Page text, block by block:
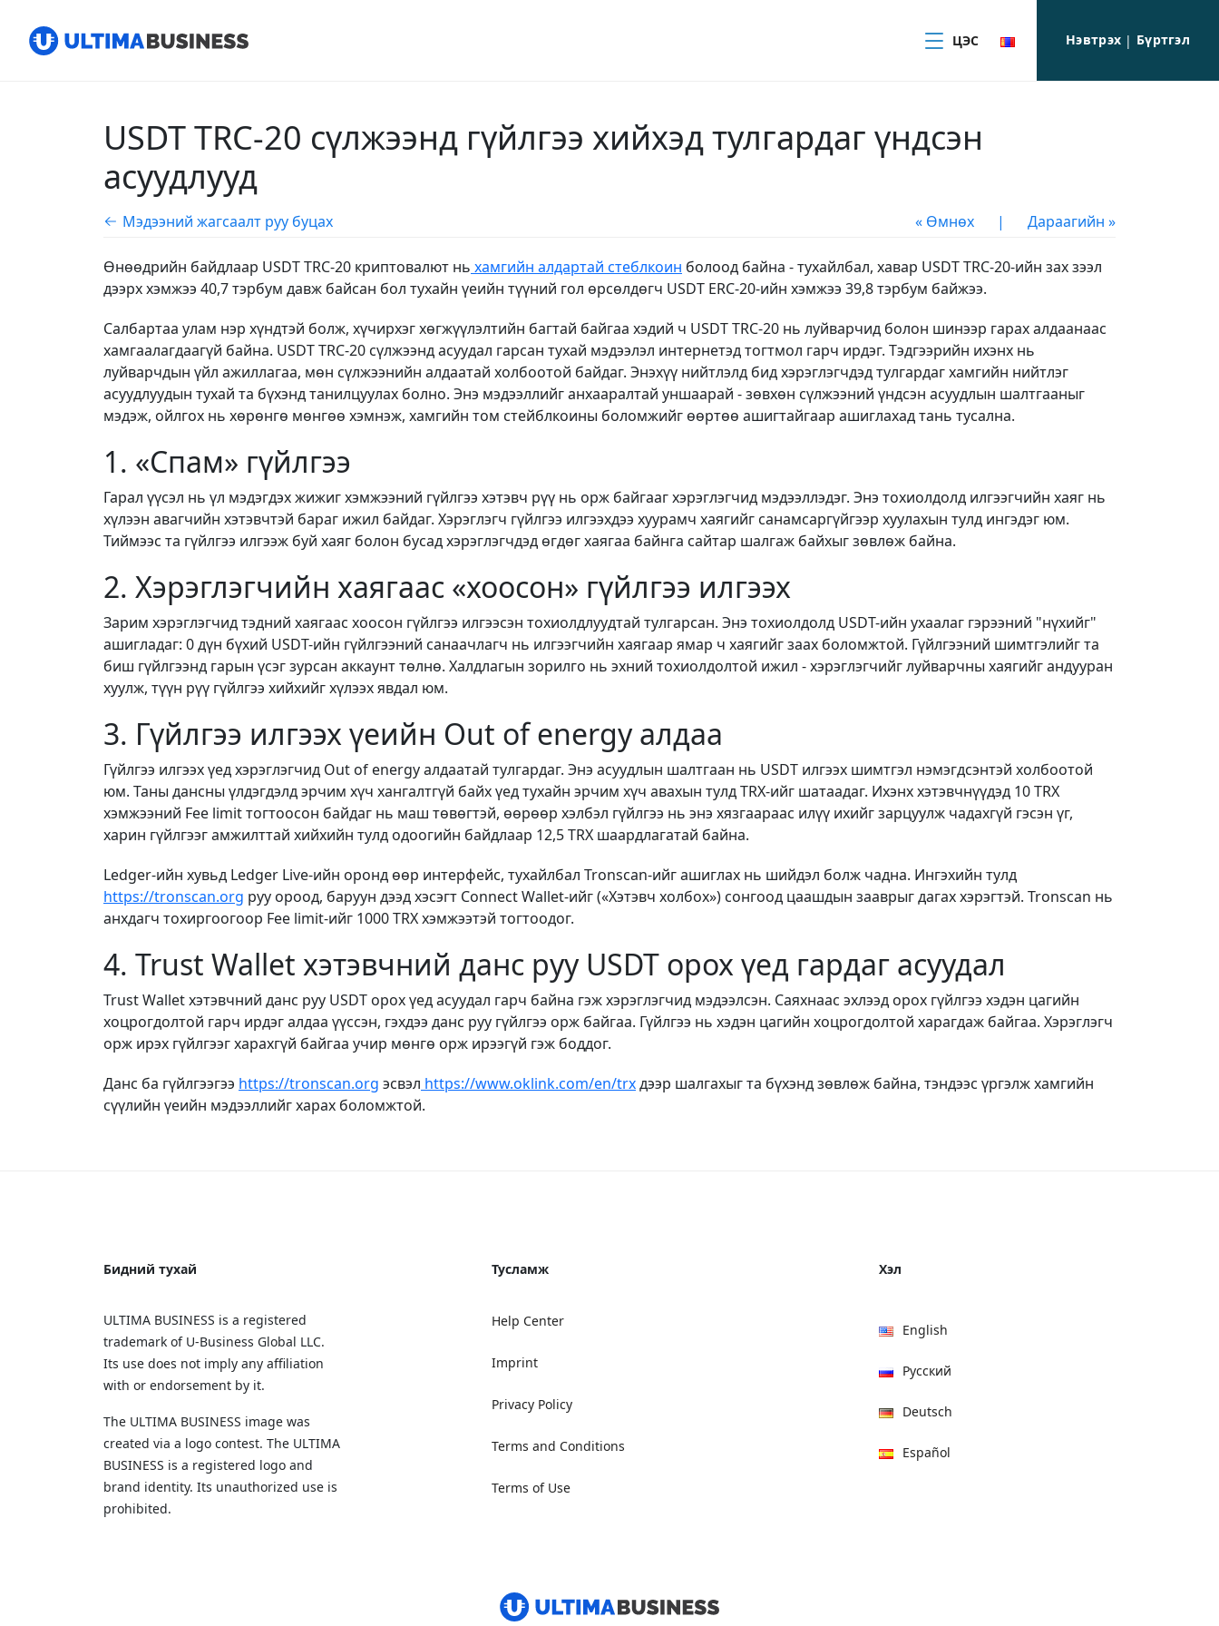
ЦЭС Нэвтрэх | Бүртгэл
USDT TRC-20 сүлжээнд гүйлгээ хийхэд тулгардаг үндсэн
асуудлууд
Мэдээний жагсаалт руу буцах « Өмнөх | Дараагийн »
Өнөөдрийн байдлаар USDT TRC-20 криптовалют нь хамгийн алдартай стеблкоин болоод байна - тухайлбал, хавар USDT TRC-20-ийн зах зээл
дээрх хэмжээ 40,7 тэрбум давж байсан бол тухайн үеийн түүний гол өрсөлдөгч USDT ERC-20-ийн хэмжээ 39,8 тэрбум байжээ.
Салбартаа улам нэр хүндтэй болж, хүчирхэг хөгжүүлэлтийн багтай байгаа хэдий ч USDT TRC-20 нь луйварчид болон шинээр гарах алдаанаас
хамгаалагдаагүй байна. USDT TRC-20 сүлжээнд асуудал гарсан тухай мэдээлэл интернетэд тогтмол гарч ирдэг. Тэдгээрийн ихэнх нь
луйварчдын үйл ажиллагаа, мөн сүлжээнийн алдаатай холбоотой байдаг. Энэхүү нийтлэлд бид хэрэглэгчдэд тулгардаг хамгийн нийтлэг
асуудлуудын тухай та бүхэнд танилцуулах болно. Энэ мэдээллийг анхааралтай уншаарай - зөвхөн сүлжээний үндсэн асуудлын шалтгааныг
мэдэж, ойлгох нь хөрөнгө мөнгөө хэмнэж, хамгийн том стейблкоины боломжийг өөртөө ашигтайгаар ашиглахад тань тусална.
1. «Спам» гүйлгээ
Гарал үүсэл нь үл мэдэгдэх жижиг хэмжээний гүйлгээ хэтэвч рүү нь орж байгааг хэрэглэгчид мэдээллэдэг. Энэ тохиолдолд илгээгчийн хаяг нь
хүлээн авагчийн хэтэвчтэй бараг ижил байдаг. Хэрэглэгч гүйлгээ илгээхдээ хуурамч хаягийг санамсаргүйгээр хуулахын тулд ингэдэг юм.
Тиймээс та гүйлгээ илгээж буй хаяг болон бусад хэрэглэгчдэд өгдөг хаягаа байнга сайтар шалгаж байхыг зөвлөж байна.
2. Хэрэглэгчийн хаягаас «хоосон» гүйлгээ илгээх
Зарим хэрэглэгчид тэдний хаягаас хоосон гүйлгээ илгээсэн тохиолдлуудтай тулгарсан. Энэ тохиолдолд USDT-ийн ухаалаг гэрээний "нүхийг"
ашигладаг: 0 дүн бүхий USDT-ийн гүйлгээний санаачлагч нь илгээгчийн хаягаар ямар ч хаягийг заах боломжтой. Гүйлгээний шимтгэлийг та
биш гүйлгээнд гарын үсэг зурсан аккаунт төлнө. Халдлагын зорилго нь эхний тохиолдолтой ижил - хэрэглэгчийг луйварчны хаягийг андууран
хуулж, түүн рүү гүйлгээ хийхийг хүлээх явдал юм.
3. Гүйлгээ илгээх үеийн Out of energy алдаа
Гүйлгээ илгээх үед хэрэглэгчид Out of energy алдаатай тулгардаг. Энэ асуудлын шалтгаан нь USDT илгээх шимтгэл нэмэгдсэнтэй холбоотой
юм. Таны дансны үлдэгдэлд эрчим хүч хангалтгүй байх үед тухайн эрчим хүч авахын тулд TRX-ийг шатаадаг. Ихэнх хэтэвчнүүдэд 10 TRX
хэмжээний Fee limit тогтоосон байдаг нь маш төвөгтэй, өөрөөр хэлбэл гүйлгээ нь энэ хязгаараас илүү ихийг зарцуулж чадахгүй гэсэн үг,
харин гүйлгээг амжилттай хийхийн тулд одоогийн байдлаар 12,5 TRX шаардлагатай байна.
Ledger-ийн хувьд Ledger Live-ийн оронд өөр интерфейс, тухайлбал Tronscan-ийг ашиглах нь шийдэл болж чадна. Ингэхийн тулд
https://tronscan.org руу ороод, баруун дээд хэсэгт Connect Wallet-ийг («Хэтэвч холбох») сонгоод цаашдын зааврыг дагах хэрэгтэй. Tronscan нь
анхдагч тохиргоогоор Fee limit-ийг 1000 TRX хэмжээтэй тогтоодог.
4. Trust Wallet хэтэвчний данс руу USDT орох үед гардаг асуудал
Trust Wallet хэтэвчний данс руу USDT орох үед асуудал гарч байна гэж хэрэглэгчид мэдээлсэн. Саяхнаас эхлээд орох гүйлгээ хэдэн цагийн
хоцрогдолтой гарч ирдэг алдаа үүссэн, гэхдээ данс руу гүйлгээ орж байгаа. Гүйлгээ нь хэдэн цагийн хоцрогдолтой харагдаж байгаа. Хэрэглэгч
орж ирэх гүйлгээг харахгүй байгаа учир мөнгө орж ирээгүй гэж боддог.
Данс ба гүйлгээгээ https://tronscan.org эсвэл https://www.oklink.com/en/trxдээр шалгахыг та бүхэнд зөвлөж байна, тэндээс үргэлж хамгийн
сүүлийн үеийн мэдээллийг харах боломжтой.
Бидний тухай
ULTIMA BUSINESS is a registered
trademark of U‑Business Global LLC.
Its use does not imply any affiliation
with or endorsement by it.
The ULTIMA BUSINESS image was
created via a logo contest. The ULTIMA
BUSINESS is a registered logo and
brand identity. Its unauthorized use is
prohibited.
Тусламж
Help Center
Imprint
Privacy Policy
Terms and Conditions
Terms of Use
Хэл
English
Русский
Deutsch
Español